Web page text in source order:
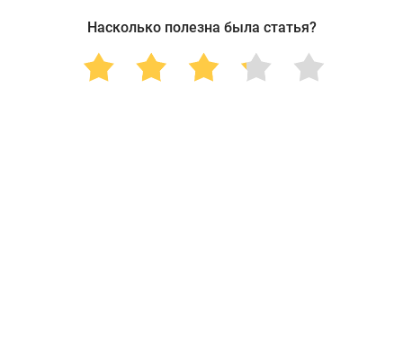
Насколько полезна была статья?